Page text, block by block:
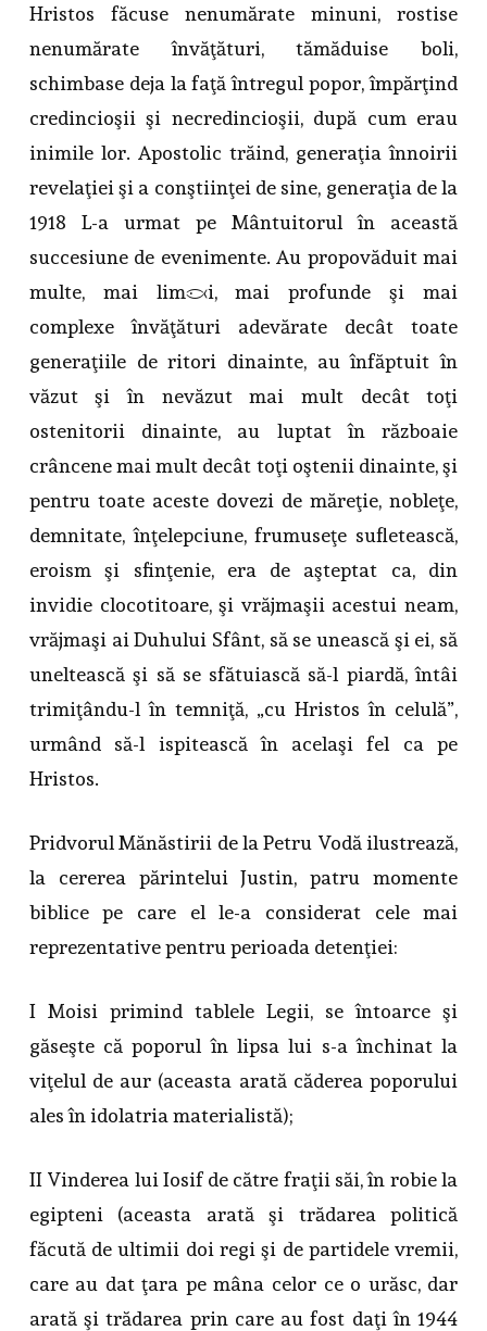
Hristos făcuse nenumărate minuni, rostise
nenumărate învăţături, tămăduise boli,
schimbase deja la faţă întregul popor, împărţind
credincioşii şi necredincioşii, după cum erau
inimile lor. Apostolic trăind, generaţia înnoirii
revelaţiei şi a conştiinţei de sine, generaţia de la
1918 L-a urmat pe Mântuitorul în această
succesiune de evenimente. Au propovăduit mai
multe, mai limpezi, mai profunde şi mai
complexe învăţături adevărate decât toate
generaţiile de ritori dinainte, au înfăptuit în
văzut şi în nevăzut mai mult decât toţi
ostenitorii dinainte, au luptat în războaie
crâncene mai mult decât toţi oştenii dinainte, şi
pentru toate aceste dovezi de măreţie, nobleţe,
demnitate, înţelepciune, frumuseţe sufletească,
eroism şi sfinţenie, era de aşteptat ca, din
invidie clocotitoare, şi vrăjmaşii acestui neam,
vrăjmaşi ai Duhului Sfânt, să se unească şi ei, să
uneltească şi să se sfătuiască să-l piardă, întâi
trimiţându-l în temniţă, „cu Hristos în celulă”,
urmând să-l ispitească în acelaşi fel ca pe
Hristos.
Pridvorul Mănăstirii de la Petru Vodă ilustrează,
la cererea părintelui Justin, patru momente
biblice pe care el le-a considerat cele mai
reprezentative pentru perioada detenţiei:
I Moisi primind tablele Legii, se întoarce şi
găseşte că poporul în lipsa lui s-a închinat la
viţelul de aur (aceasta arată căderea poporului
ales în idolatria materialistă);
II Vinderea lui Iosif de către fraţii săi, în robie la
egipteni (aceasta arată şi trădarea politică
făcută de ultimii doi regi şi de partidele vremii,
care au dat ţara pe mâna celor ce o urăsc, dar
arată şi trădarea prin care au fost daţi în 1944